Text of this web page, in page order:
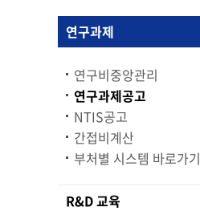
연구과제
연구비중앙관리
연구과제공고
NTIS공고
간접비계산
부처별 시스템 바로가기
R&D 교육